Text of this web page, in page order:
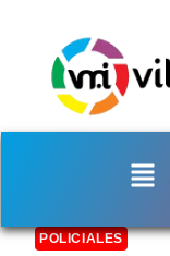
POLICIALES